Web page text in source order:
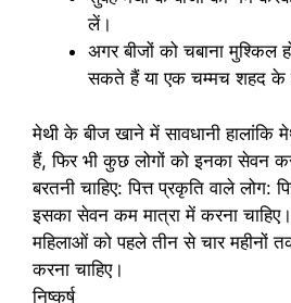
लें।
अगर बीजों को चबाना मुश्किल
सकते हैं या एक चम्मच शहद के
मेथी के बीज खाने में सावधानी हालांकि
हैं, फिर भी कुछ लोगों को इनका सेवन
बरतनी चाहिए: पित्त प्रकृति वाले लोग:
इसका सेवन कम मात्रा में करना चाहिए।
महिलाओं को पहले तीन से चार महीनों
करना चाहिए।
निष्कर्ष